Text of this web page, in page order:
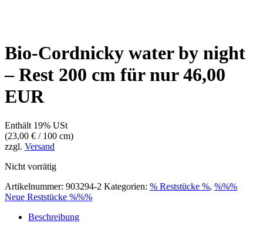
Bio-Cordnicky water by night
– Rest 200 cm für nur 46,00
EUR
Enthält 19% USt
(23,00 € / 100 cm)
zzgl. Versand
Nicht vorrätig
Artikelnummer: 903294-2 Kategorien: % Reststücke %, %%%
Neue Reststücke %%%
Beschreibung